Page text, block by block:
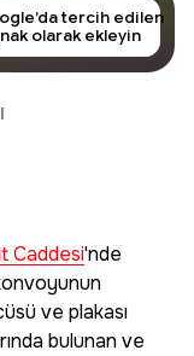
tercih edilen
olarak ekleyin
Caddesi'nde
ve plakası
bulunan ve